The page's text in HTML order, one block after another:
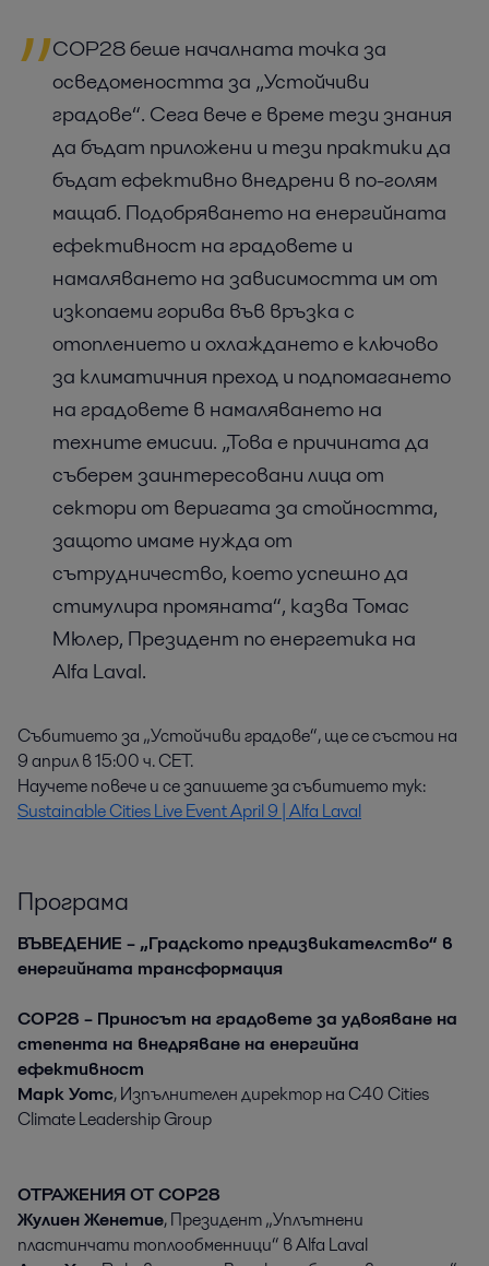
COP28 беше началната точка за
осведомеността за „Устойчиви
градове“. Сега вече е време тези знания
да бъдат приложени и тези практики да
бъдат ефективно внедрени в по-голям
мащаб. Подобряването на енергийната
ефективност на градовете и
намаляването на зависимостта им от
изкопаеми горива във връзка с
отоплението и охлаждането е ключово
за климатичния преход и подпомагането
на градовете в намаляването на
техните емисии. „Това е причината да
съберем заинтересовани лица от
сектори от веригата за стойността,
защото имаме нужда от
сътрудничество, което успешно да
стимулира промяната“, казва Томас
Мюлер, Президент по енергетика на
Alfa Laval.
Събитието за „Устойчиви градове“, ще се състои на
9 април в 15:00 ч. CET.
Научете повече и се запишете за събитието тук:
Sustainable Cities Live Event April 9 | Alfa Laval
Програма
ВЪВЕДЕНИЕ – „Градското предизвикателство“ в
енергийната трансформация
COP28 – Приносът на градовете за удвояване на
степента на внедряване на енергийна
ефективност
Марк Уотс, Изпълнителен директор на C40 Cities
Climate Leadership Group
ОТРАЖЕНИЯ ОТ COP28
Жулиен Женетие, Президент „Уплътнени
пластинчати топлообменници“ в Alfa Laval